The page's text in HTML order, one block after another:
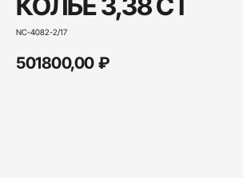
NC-4082-2/17
501800,00 ₽